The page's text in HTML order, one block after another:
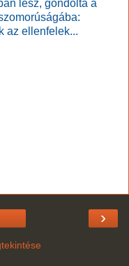
lesz, gondolta a
az ellenfelek...
›